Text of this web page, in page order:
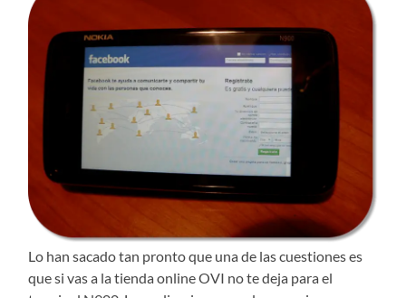
Lo han sacado tan pronto que una de las cuestiones es
que si vas a la tienda online OVI no te deja para el